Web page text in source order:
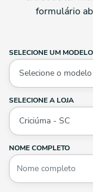
formulário
SELECIONE UM MODELO
SELECIONE A LOJA
NOME COMPLETO